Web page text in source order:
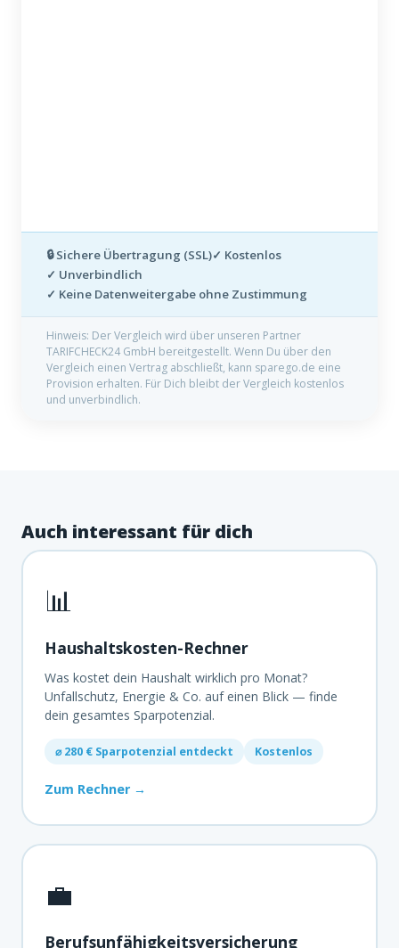
🔒 Sichere Übertragung (SSL)✓ Kostenlos
✓ Unverbindlich
✓ Keine Datenweitergabe ohne Zustimmung
Hinweis: Der Vergleich wird über unseren Partner
TARIFCHECK24 GmbH bereitgestellt. Wenn Du über den
Vergleich einen Vertrag abschließt, kann sparego.de eine
Provision erhalten. Für Dich bleibt der Vergleich kostenlos
und unverbindlich.
Auch interessant für dich
📊
Haushaltskosten-Rechner
Was kostet dein Haushalt wirklich pro Monat?
Unfallschutz, Energie & Co. auf einen Blick — finde
dein gesamtes Sparpotenzial.
⌀ 280 € Sparpotenzial entdeckt Kostenlos
Zum Rechner →
💼
Berufsunfähigkeitsversicherung